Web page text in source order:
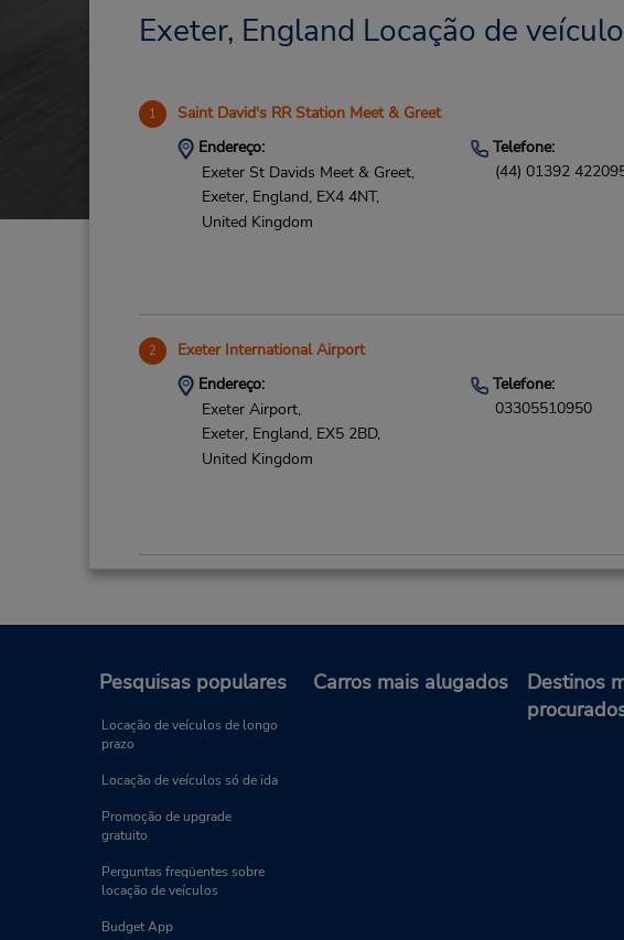
Exeter, England Locação de
1 Saint David's RR Station Meet & Greet
Endereço:
Exeter St Davids Meet & Greet,
Exeter, England, EX4 4NT,
United Kingdom
Telefone:
(44) 01392
2 Exeter International Airport
Endereço:
Exeter Airport,
Exeter, England, EX5 2BD,
United Kingdom
Telefone:
03305510950
Endereço:
(Meet&Greet),
Newton Abbot,
United Kingdom
Telefone:
Torquay Train Station,
Rathmore Road,
Pesquisas populares
Locação de veículos de longo
prazo
Locação de veículos só de ida
Promoção de upgrade
gratuito
Perguntas freqüentes sobre
locação de veículos
Budget App
Carros mais alugados
Destinos